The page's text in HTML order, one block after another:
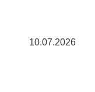
10.07.2026